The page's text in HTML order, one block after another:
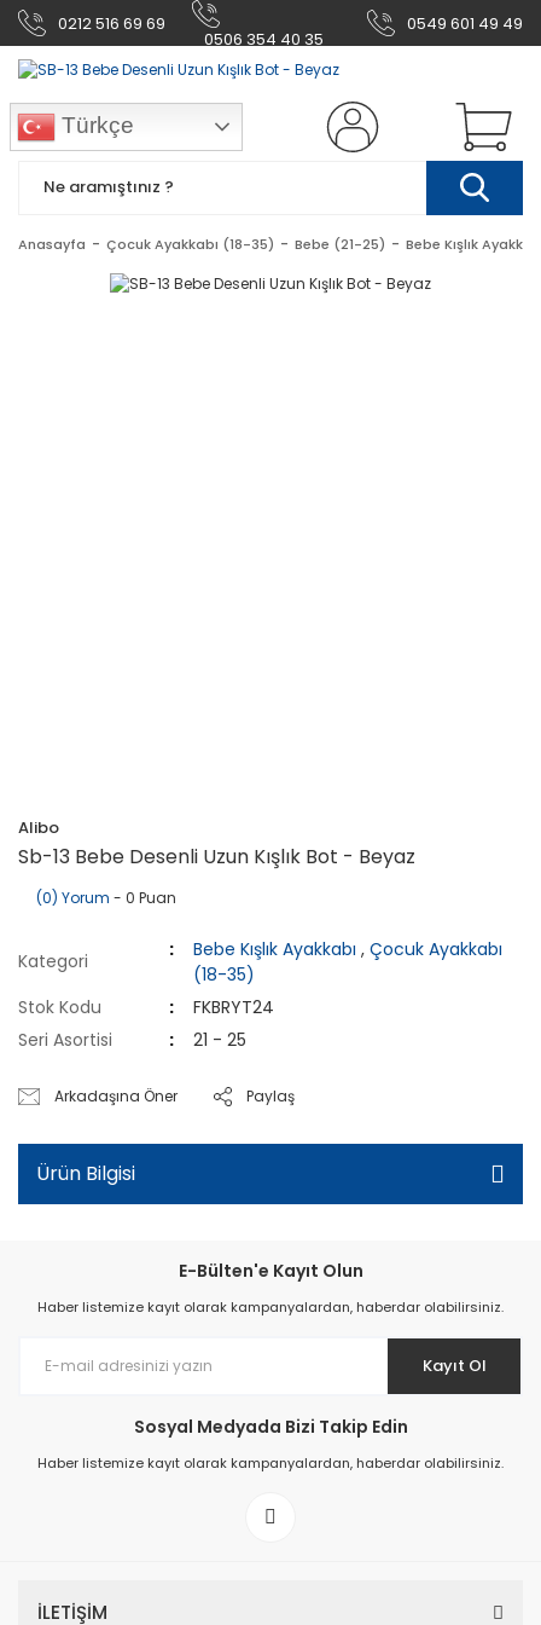
0212 516 69 69
0506 354 40 35
0549 601 49 49
Türkçe
Anasayfa Çocuk Ayakkabı (18-35) Bebe (21-25) Bebe Kışlık
Alibo
Sb-13 Bebe Desenli Uzun Kışlık Bot - Beyaz
(0) Yorum - 0 Puan
Kategori
Bebe Kışlık Ayakkabı ,Çocuk Ayakkabı
(18-35)
Stok Kodu
FKBRYT24
Seri Asortisi
21 - 25
Arkadaşına Öner Paylaş
Ürün Bilgisi
E-Bülten'e Kayıt Olun
Haber listemize kayıt olarak kampanyalardan, haberdar olabilirsiniz.
Kayıt Ol
Sosyal Medyada Bizi Takip Edin
Haber listemize kayıt olarak kampanyalardan, haberdar olabilirsiniz.
İLETİŞİM